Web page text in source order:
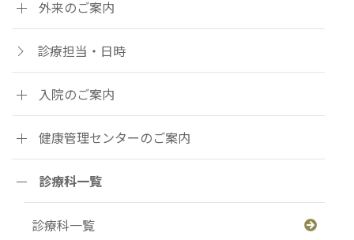
外来のご案内
診療担当・日時
入院のご案内
健康管理センターのご案内
診療科一覧
診療科一覧